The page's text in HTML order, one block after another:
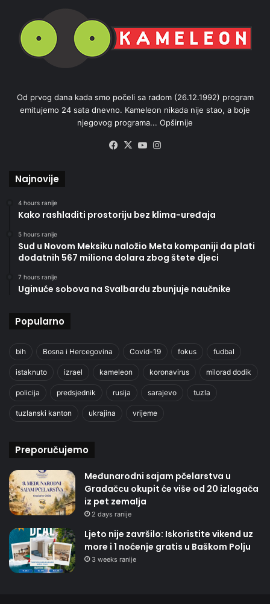
Od prvog dana kada smo počeli sa radom (26.12.1992) program
emitujemo 24 sata dnevno. Kameleon nikada nije stao, a boje
njegovog programa... Opširnije
Facebook
X YouTube
Najnovije
4 hours ranije
Kako rashladiti prostoriju bez klima-uređaja
5 hours ranije
Sud u Novom Meksiku naložio Meta kompaniji da plati
dodatnih 567 miliona dolara zbog štete djeci
7 hours ranije
Uginuće sobova na Svalbardu zbunjuje naučnike
Popularno
bih Bosna i Hercegovina Covid-19 fokus fudbal
istaknuto izrael kameleon koronavirus milorad dodik
policija predsjednik rusija sarajevo tuzla
tuzlanski kanton ukrajina vrijeme
Preporučujemo
Međunarodni sajam pčelarstva u
Gradačcu okupit će više od 20 izlagača
iz pet zemalja
2 days ranije
Ljeto nije završilo: Iskoristite vikend uz
more i 1 noćenje gratis u Baškom Polju
3 weeks ranije